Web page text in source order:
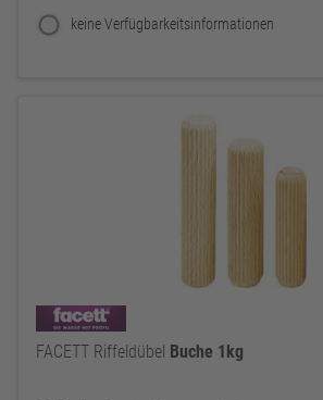
keine Verfügbarkeitsinformationen
FACETT Riffeldübel Buche 1kg